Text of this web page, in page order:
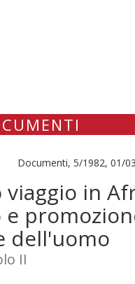
Documenti, 5/1982, 01/
viaggio in
e
dell'uomo
II